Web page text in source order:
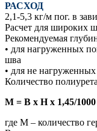
РАСХОД
2,1-5,3 кг/м пог. в
Расчет для широких
Рекомендуемая
• для нагруженных
шва
• для не
Количество
М = B х H х 1,45/1000
где М – количество